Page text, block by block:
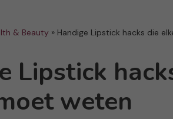
& Beauty » Handige Lipstick hacks die
Lipstick
weten